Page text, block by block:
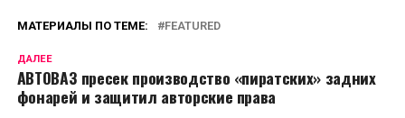
МАТЕРИАЛЫ ПО ТЕМЕ: FEATURED
ДАЛЕЕ
АВТОВАЗ пресек производство «пиратских» задних
фонарей и защитил авторские права